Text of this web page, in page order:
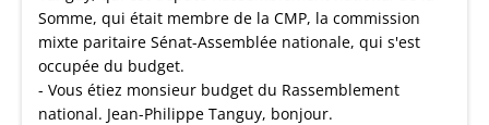
Somme, qui était membre de la CMP, la commission
mixte paritaire Sénat-Assemblée nationale, qui s'est
occupée du budget.
- Vous étiez monsieur budget du Rassemblement
national. Jean-Philippe Tanguy, bonjour.